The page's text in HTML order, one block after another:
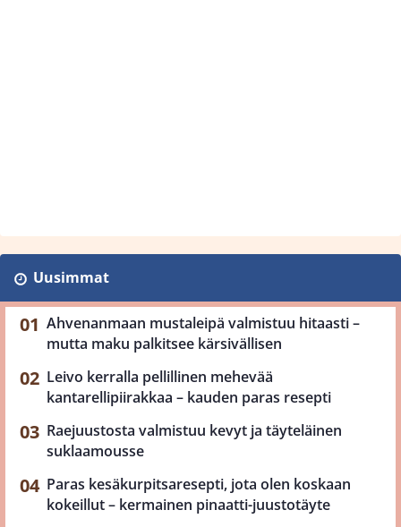
Uusimmat
Ahvenanmaan mustaleipä valmistuu hitaasti –
mutta maku palkitsee kärsivällisen
Leivo kerralla pellillinen mehevää
kantarellipiirakkaa – kauden paras resepti
Raejuustosta valmistuu kevyt ja täyteläinen
suklaamousse
Paras kesäkurpitsaresepti, jota olen koskaan
kokeillut – kermainen pinaatti-juustotäyte